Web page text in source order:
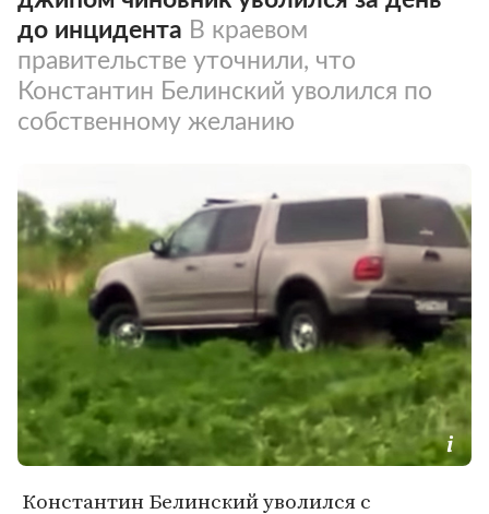
до инцидента В краевом
правительстве уточнили, что
Константин Белинский уволился по
собственному желанию
Константин Белинский уволился с